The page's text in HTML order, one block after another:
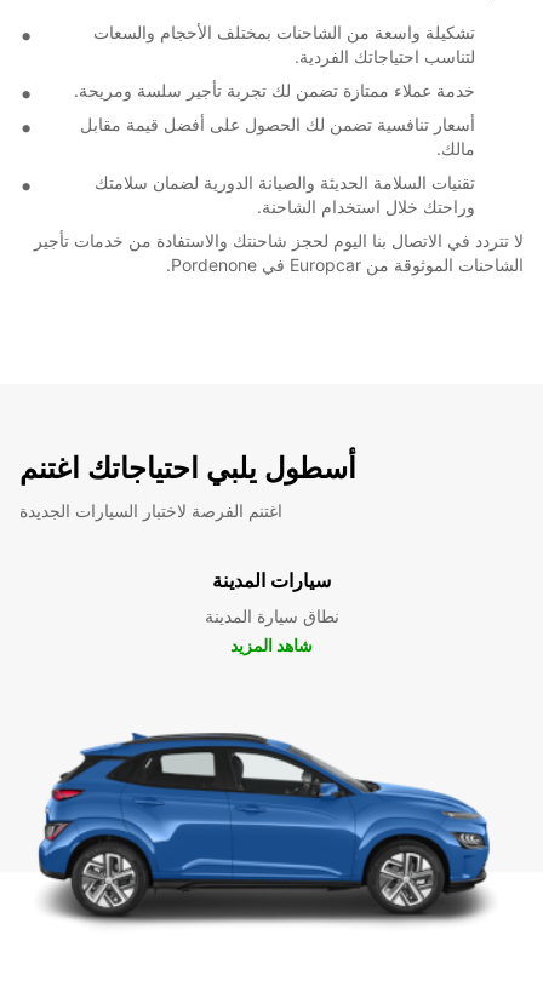
تشكيلة واسعة من الشاحنات بمختلف الأحجام والسعات
لتناسب احتياجاتك الفردية.
خدمة عملاء ممتازة تضمن لك تجربة تأجير سلسة ومريحة.
أسعار تنافسية تضمن لك الحصول على أفضل قيمة مقابل
مالك.
تقنيات السلامة الحديثة والصيانة الدورية لضمان سلامتك
وراحتك خلال استخدام الشاحنة.
لا تتردد في الاتصال بنا اليوم لحجز شاحنتك والاستفادة من خدمات تأجير
الشاحنات الموثوقة من Europcar في Pordenone.
أسطول يلبي احتياجاتك اغتنم
اغتنم الفرصة لاختبار السيارات الجديدة
سيارات المدينة
نطاق سيارة المدينة
شاهد المزيد